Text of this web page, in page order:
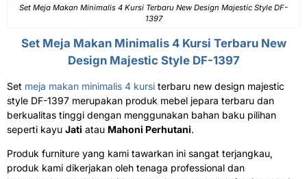
Set Meja Makan Minimalis 4 Kursi Terbaru New Design Majestic Style DF-
1397
Set Meja Makan Minimalis4 Kursi Terbaru New
Design Majestic Style DF-1397
Set meja makan minimalis 4 kursi terbaru new design majestic
style DF-1397 merupakan produk mebel jepara terbaru dan
berkualitas tinggi dengan menggunakan bahan baku pilihan
seperti kayu Jati atau Mahoni Perhutani.
Produk furniture yang kami tawarkan ini sangat terjangkau,
produk kami dikerjakan oleh tenaga professional dan